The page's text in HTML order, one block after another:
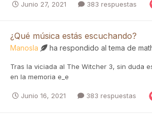
Junio 27, 2021 383 respuestas
¿Qué música estás escuchando?
Manosla ha respondido al tema de
Tras la viciada al The Witcher 3, sin duda
en la memoria e_e
Junio 16, 2021 383 respuestas